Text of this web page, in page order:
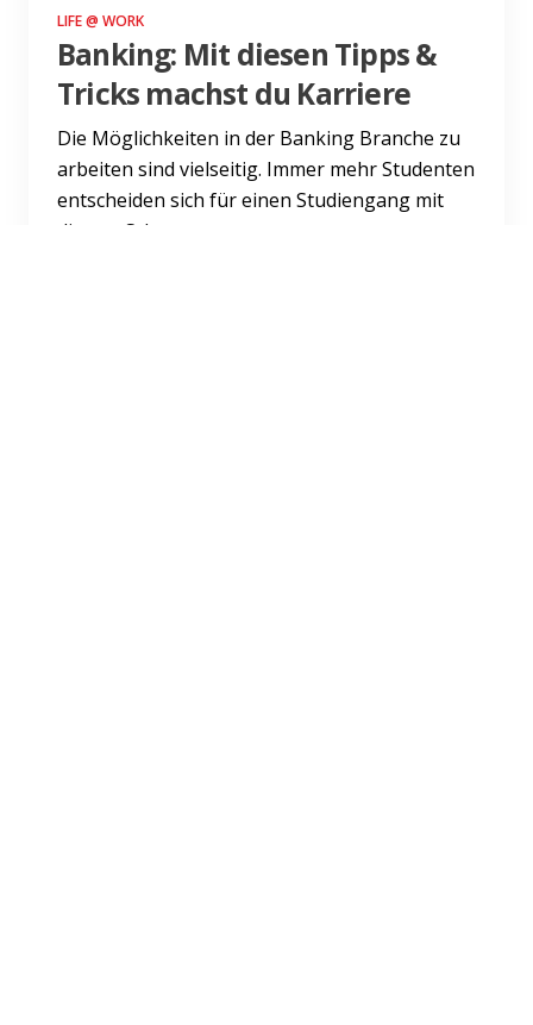
LIFE @ WORK
Banking: Mit diesen Tipps &
Tricks machst du Karriere
Die Möglichkeiten in der Banking Branche zu
arbeiten sind vielseitig. Immer mehr Studenten
entscheiden sich für einen Studiengang mit
diesem Schwerpun...